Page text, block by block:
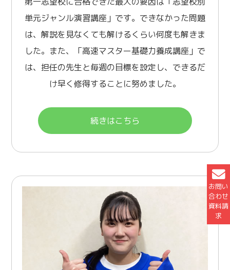
お問い
合わせ
資料請
求
単元ジャンル演習講座」です。できなかった問題
は、解説を見なくても解けるくらい何度も解きま
した。また、「高速マスター基礎力養成講座」で
は、担任の先生と毎週の目標を設定し、できるだ
け早く修得することに努めました。
続きはこちら